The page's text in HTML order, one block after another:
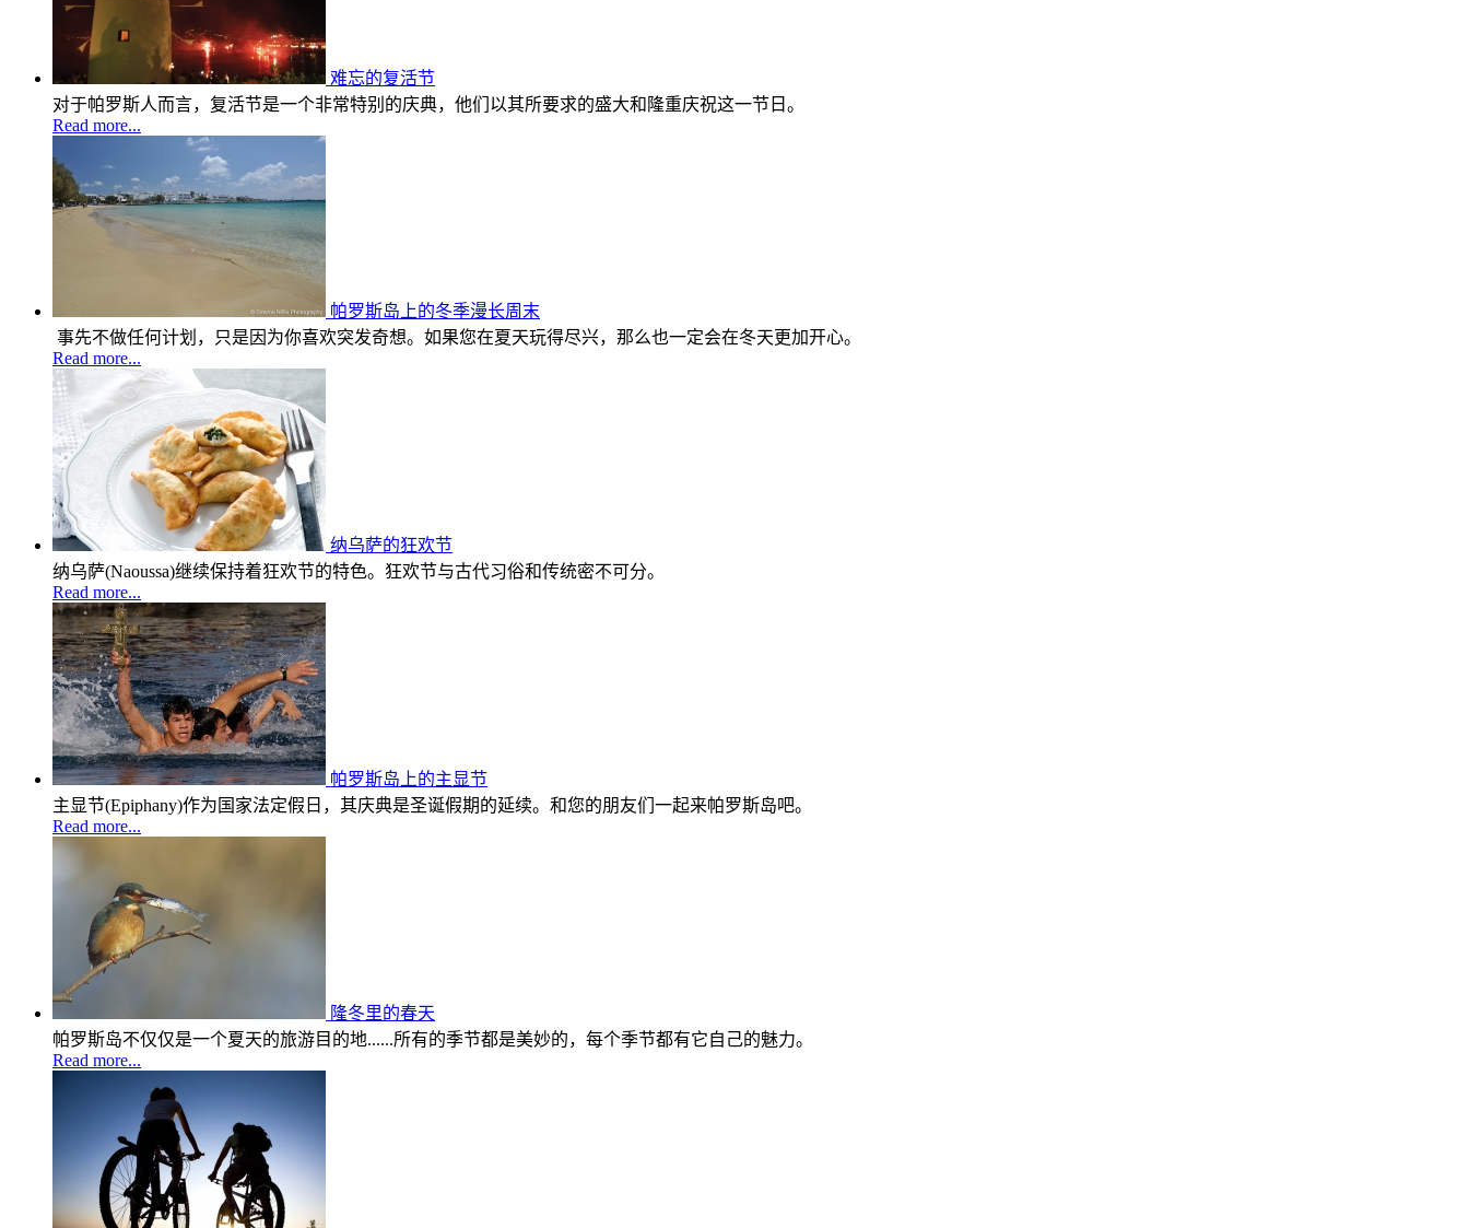
难忘的复活节
对于帕罗斯人而言，复活节是一个非常特别的庆典，他们以其所要求的盛大和隆重庆祝这一节日。
Read more...
帕罗斯岛上的冬季漫长周末
事先不做任何计划，只是因为你喜欢突发奇想。如果您在夏天玩得尽兴，那么也一定会在冬天更加开心。
Read more...
纳乌萨的狂欢节
纳乌萨(Naoussa)继续保持着狂欢节的特色。狂欢节与古代习俗和传统密不可分。
Read more...
帕罗斯岛上的主显节
主显节(Epiphany)作为国家法定假日，其庆典是圣诞假期的延续。和您的朋友们一起来帕罗斯岛吧。
Read more...
隆冬里的春天
帕罗斯岛不仅仅是一个夏天的旅游目的地......所有的季节都是美妙的，每个季节都有它自己的魅力。
Read more...